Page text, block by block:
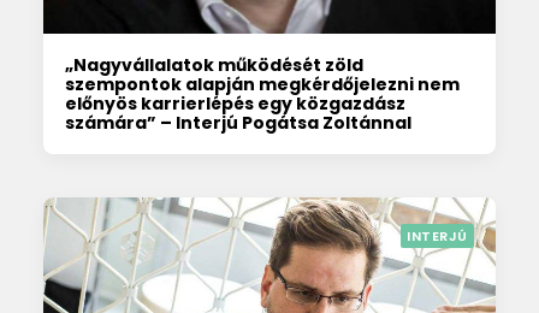
„Nagyvállalatok működését zöld
szempontok alapján megkérdőjelezni nem
előnyös karrierlépés egy közgazdász
számára” – Interjú Pogátsa Zoltánnal
INTERJÚ